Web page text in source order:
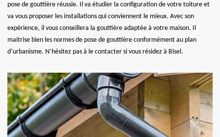
pose de gouttière réussie. Il va étudier la configuration de votre toiture et
va vous proposer les installations qui conviennent le mieux. Avec son
expérience, il vous conseillera la gouttière adaptée à votre maison. Il
maitrise bien les normes de pose de gouttière conformément au plan
d’urbanisme. N’hésitez pas à le contacter si vous résidez à Bisel.